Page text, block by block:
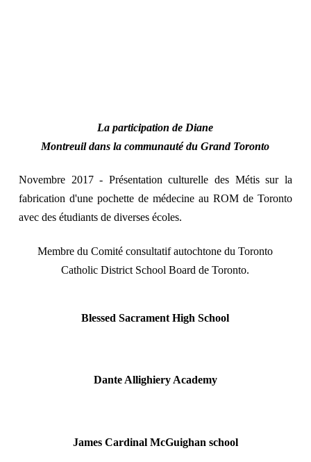
La participation de Diane
Montreuildans lacommunautédu Grand Toronto
Novembre 2017 - Présentation culturelle des Métis sur la
fabrication d'une pochette de médecine au ROM de Toronto
avec des étudiants de diverses écoles.
Membre du Comité consultatif autochtone du Toronto
Catholic District School Board de Toronto.
Blessed Sacrament High School
Dante Allighiery Academy
James Cardinal McGuighan school